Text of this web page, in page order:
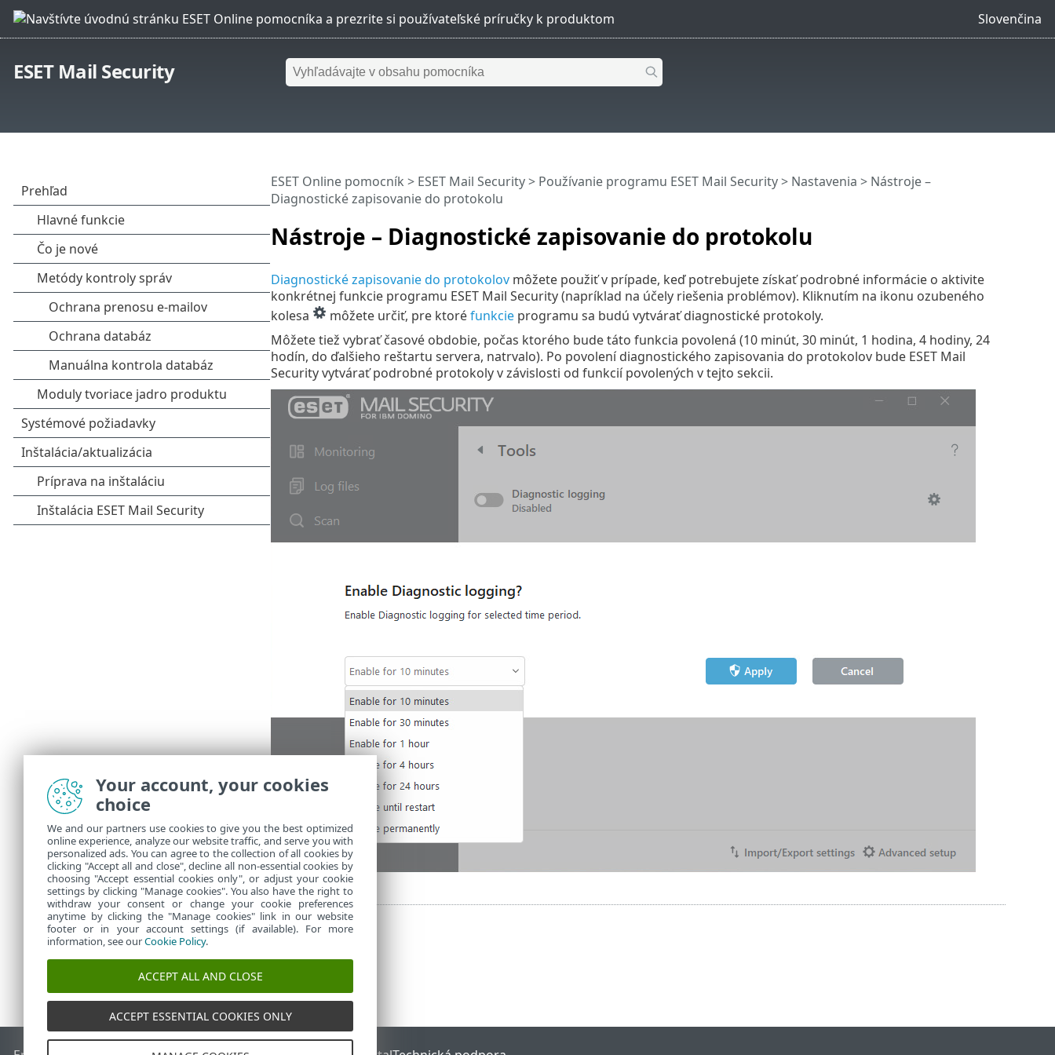
Slovenčina
ESET Mail Security
Nástroje – Diagnostické zapisovanie do protokolu
ESET Online pomocník > ESET Mail Security> Používanie programu ESET Mail Security> Nastavenia > Nástroje –
Diagnostické zapisovanie do protokolu
Diagnostické zapisovanie do protokolovmôžete použiť v prípade, keď potrebujete získať podrobné informácie o aktivite
konkrétnej funkcie programu ESET Mail Security (napríklad na účely riešenia problémov). Kliknutím na ikonu ozubeného
kolesa
môžete určiť, pre ktoréfunkcieprogramu sa budú vytvárať diagnostické protokoly.
Môžete tiež vybrať časové obdobie, počas ktorého bude táto funkcia povolená (10 minút, 30 minút, 1 hodina, 4 hodiny, 24
hodín, do ďalšieho reštartu servera, natrvalo). Po povolení diagnostického zapisovania do protokolov bude ESET Mail
Security vytvárať podrobné protokoly v závislosti od funkcií povolených v tejto sekcii.
Your account, your cookies
choice
We and our partners use cookies to give you the best optimized
online experience, analyze our website traffic, and serve you with
personalized ads. You can agree to the collection of all cookies by
clicking "Accept all and close", decline all non-essential cookies by
choosing "Accept essential cookies only", or adjust your cookie
settings by clicking "Manage cookies". You also have the right to
withdraw your consent or change your cookie preferences
anytime by clicking the "Manage cookies" link in our website
footer or in your account settings (if available). For more
information, see ourCookie Policy.
ACCEPT ALL AND CLOSE
ACCEPT ESSENTIAL COOKIES ONLY